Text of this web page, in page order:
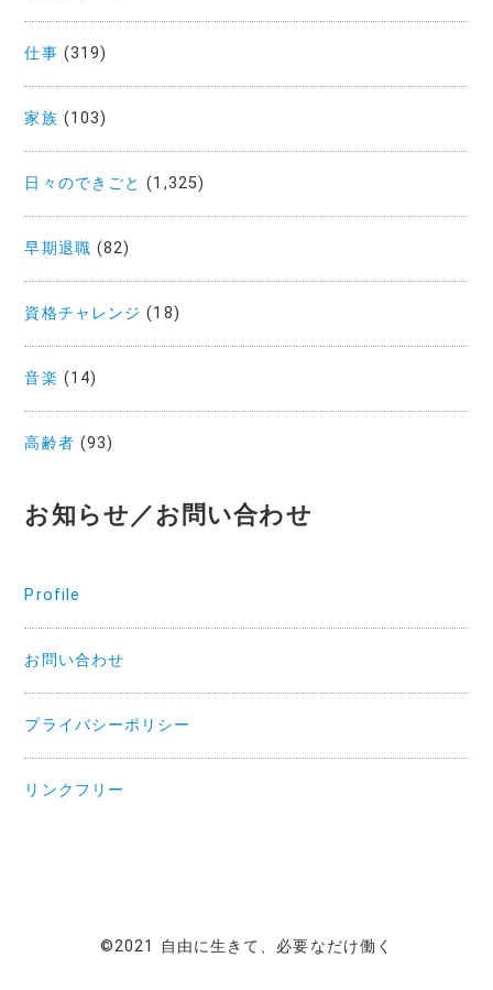
仕事 (319)
家族 (103)
日々のできごと (1,325)
早期退職 (82)
資格チャレンジ (18)
音楽 (14)
高齢者 (93)
お知らせ／お問い合わせ
Profile
お問い合わせ
プライバシーポリシー
リンクフリー
©2021 自由に生きて、必要なだけ働く